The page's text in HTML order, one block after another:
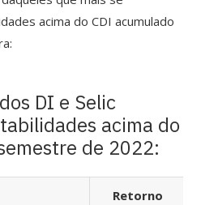
acima do CDI acumulado
DI e Selic
acima do
de 2022:
Retorno